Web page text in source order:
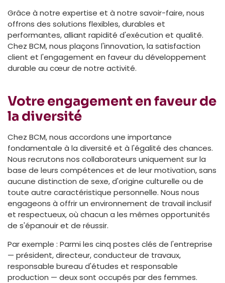
Grâce à notre expertise et à notre savoir-faire, nous
offrons des solutions flexibles, durables et
performantes, alliant rapidité d'exécution et qualité.
Chez BCM, nous plaçons l'innovation, la satisfaction
client et l'engagement en faveur du développement
durable au cœur de notre activité.
Votre engagement en faveur de
la diversité
Chez BCM, nous accordons une importance
fondamentale à la diversité et à l'égalité des chances.
Nous recrutons nos collaborateurs uniquement sur la
base de leurs compétences et de leur motivation, sans
aucune distinction de sexe, d'origine culturelle ou de
toute autre caractéristique personnelle. Nous nous
engageons à offrir un environnement de travail inclusif
et respectueux, où chacun a les mêmes opportunités
de s'épanouir et de réussir.
Par exemple : Parmi les cinq postes clés de l'entreprise
— président, directeur, conducteur de travaux,
responsable bureau d'études et responsable
production — deux sont occupés par des femmes.